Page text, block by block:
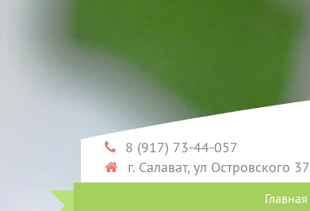
8 (917) 73-44-057
г. Салават, ул Островского 37
Главная